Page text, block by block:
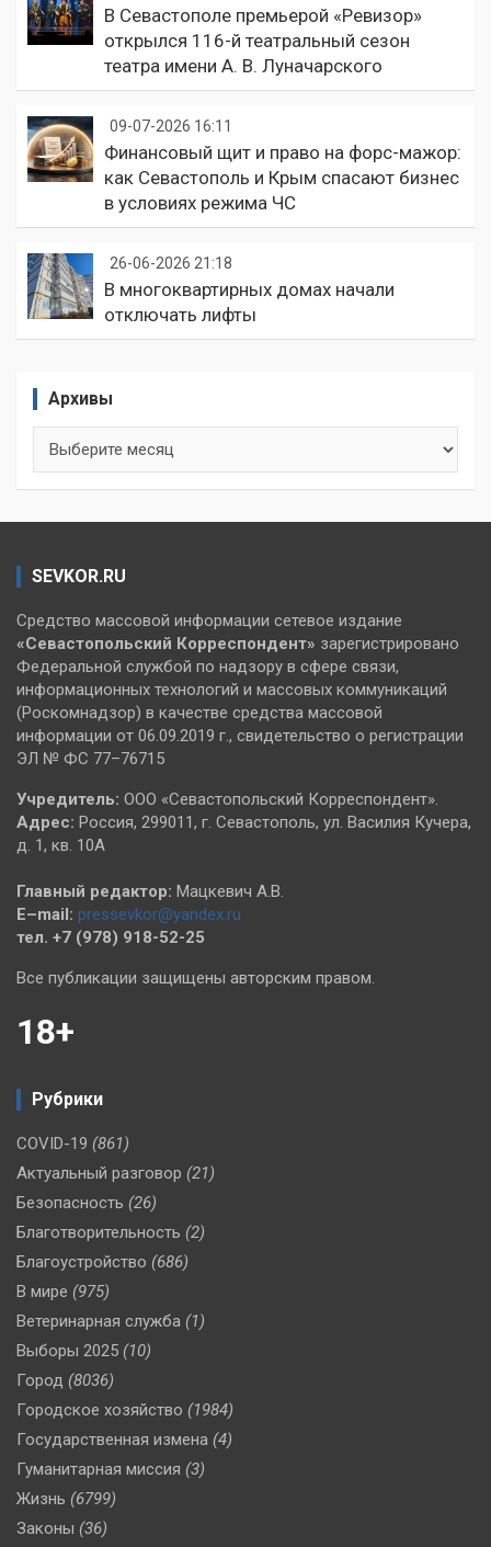
В Севастополе премьерой «Ревизор»
открылся 116-й театральный сезон
театра имени А. В. Луначарского
09-07-2026 16:11
Финансовый щит и право на форс-мажор:
как Севастополь и Крым спасают бизнес
в условиях режима ЧС
26-06-2026 21:18
В многоквартирных домах начали
отключать лифты
Архивы
SEVKOR.RU
Средство массовой информации сетевое издание
«Севастопольский Корреспондент» зарегистрировано
Федеральной службой по надзору в сфере связи,
информационных технологий и массовых коммуникаций
(Роскомнадзор) в качестве средства массовой
информации от 06.09.2019 г., свидетельство о регистрации
ЭЛ № ФС 77–76715
Учредитель: ООО «Севастопольский Корреспондент».
Адрес: Россия, 299011, г. Севастополь, ул. Василия Кучера,
д. 1, кв. 10А
Главный редактор: Мацкевич А.В.
E–mail: pressevkor@yandex.ru
тел. +7 (978) 918-52-25
Все публикации защищены авторским правом.
18+
Рубрики
COVID-19 (861)
Актуальный разговор (21)
Безопасность (26)
Благотворительность (2)
Благоустройство (686)
В мире (975)
Ветеринарная служба (1)
Выборы 2025 (10)
Город (8036)
Городское хозяйство (1984)
Государственная измена (4)
Гуманитарная миссия (3)
Жизнь (6799)
Законы (36)